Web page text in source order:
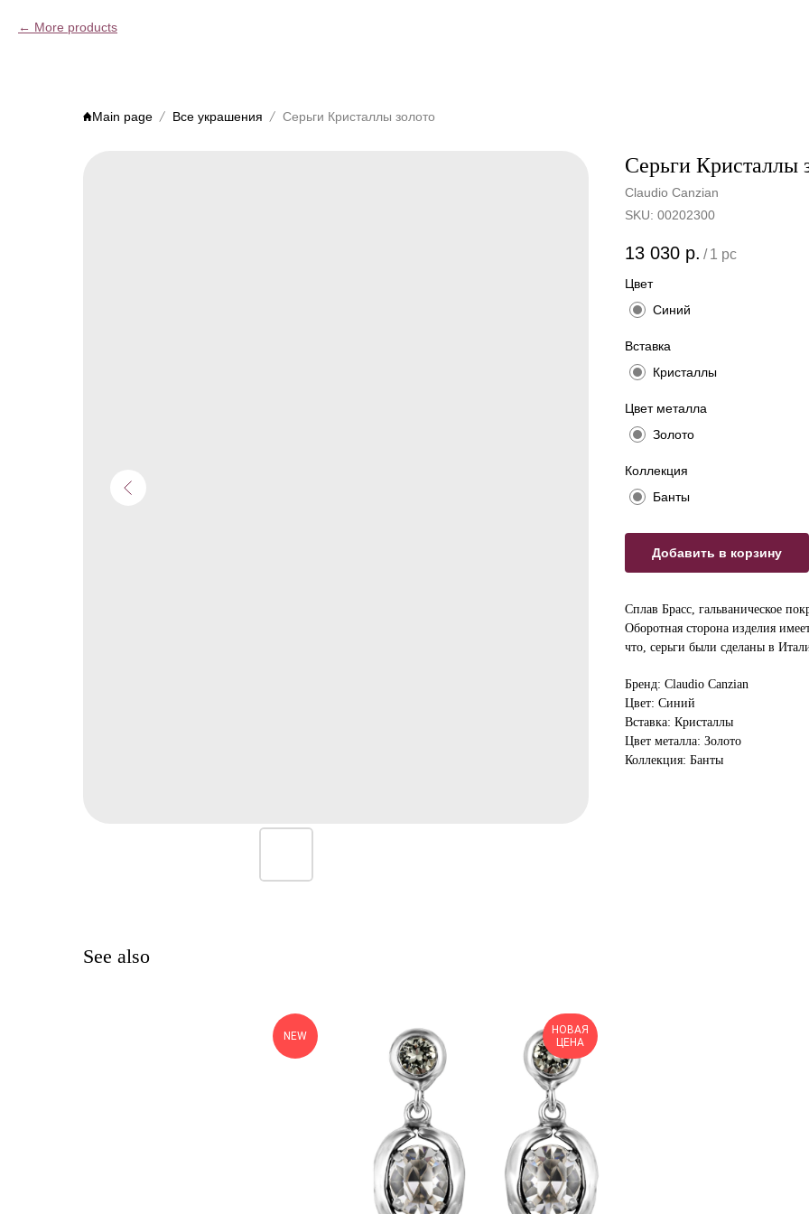
More products
Main page Все украшения Серьги Кристаллы золото
Серьги Кристаллы
Claudio Canzian
SKU: 00202300
13 030 р. / 1 pc
Цвет
Синий
Вставка
Кристаллы
Цвет металла
Золото
Коллекция
Банты
Добавить в корзину
Сплав Брасс, гальваническое
Оборотная сторона изделия
что, серьги были сделаны в
Бренд: Claudio Canzian
Цвет: Синий
Вставка: Кристаллы
Цвет металла: Золото
Коллекция: Банты
See also
NEW
НОВАЯ
ЦЕНА